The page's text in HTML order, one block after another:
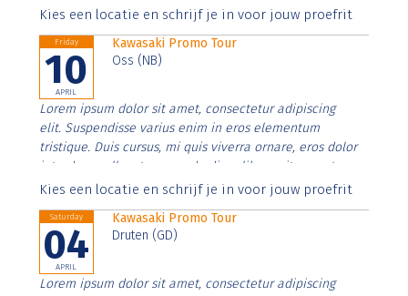
Aenean faucibus nibh et justo cursus id rutrum lorem
Kies een locatie en schrijf je in voor jouw proefrit
Friday
10
APRIL
Kawasaki Promo Tour
Oss (NB)
Lorem ipsum dolor sit amet, consectetur adipiscing
elit. Suspendisse varius enim in eros elementum
tristique. Duis cursus, mi quis viverra ornare, eros dolor
interdum nulla, ut commodo diam libero vitae erat.
Aenean faucibus nibh et justo cursus id rutrum lorem
Kies een locatie en schrijf je in voor jouw proefrit
Saturday
04
APRIL
Kawasaki Promo Tour
Druten (GD)
Lorem ipsum dolor sit amet, consectetur adipiscing